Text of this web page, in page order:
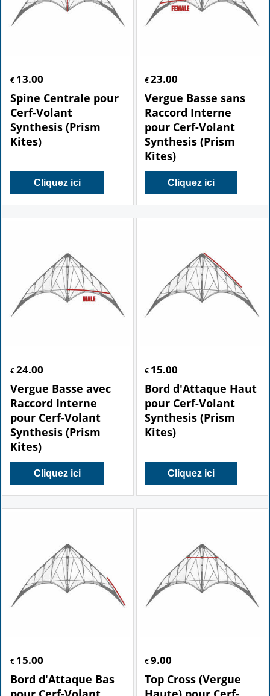
€ 13.00
Spine Centrale pour
Cerf-Volant
Synthesis (Prism
Kites)
Cliquez ici
€23.00
Vergue Basse sans
Raccord Interne
pour Cerf-Volant
Synthesis (Prism
Kites)
Cliquez ici
€ 24.00
Vergue Basse avec
Raccord Interne
pour Cerf-Volant
Synthesis (Prism
Kites)
Cliquez ici
€ 15.00
Bord d'Attaque Haut
pour Cerf-Volant
Synthesis (Prism
Kites)
Cliquez ici
€ 15.00
Bord d'Attaque Bas
€9.00
Top Cross (Vergue